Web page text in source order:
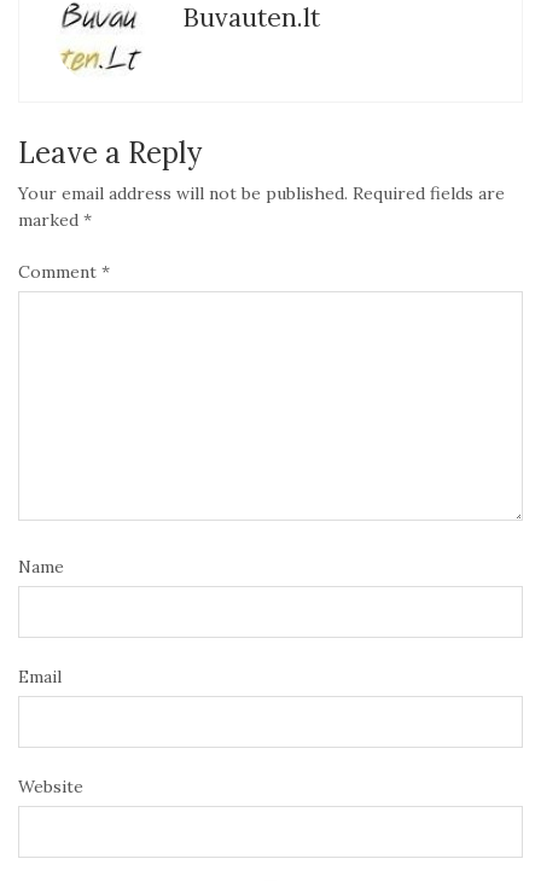
Buvauten.lt
Leave a Reply
Your email address will not be published. Required fields are
marked *
Comment *
Name
Email
Website